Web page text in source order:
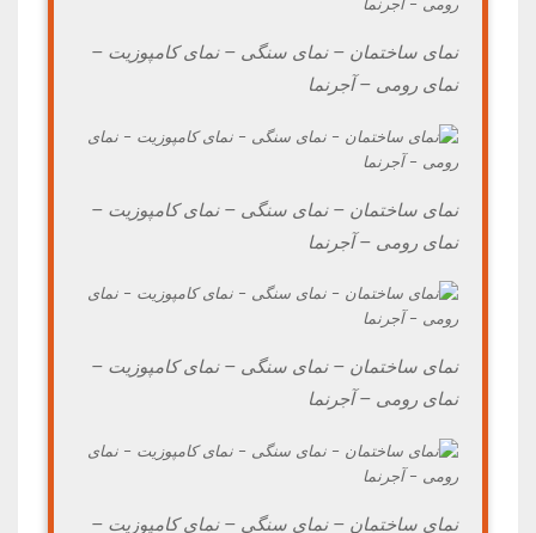
نمای ساختمان – نمای سنگی – نمای کامپوزیت –
نمای رومی – آجرنما
نمای ساختمان – نمای سنگی – نمای کامپوزیت –
نمای رومی – آجرنما
نمای ساختمان – نمای سنگی – نمای کامپوزیت –
نمای رومی – آجرنما
نمای ساختمان – نمای سنگی – نمای کامپوزیت –